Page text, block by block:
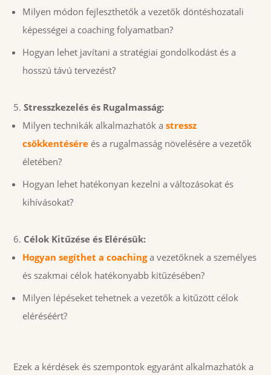
Milyen módon fejleszthetők a vezetők döntéshozatali
képességei a coaching folyamatban?
Hogyan lehet javítani a stratégiai gondolkodást és a
hosszú távú tervezést?
Stresszkezelés és Rugalmasság:
Milyen technikák alkalmazhatók astressz
csökkentésére és a rugalmasság növelésére a vezetők
életében?
Hogyan lehet hatékonyan kezelni a változásokat és
kihívásokat?
Célok Kitűzése és Elérésük:
Hogyan segíthet a coachinga vezetőknek a személyes
és szakmai célok hatékonyabb kitűzésében?
Milyen lépéseket tehetnek a vezetők a kitűzött célok
eléréséért?
Ezek a kérdések és szempontok egyaránt alkalmazhatók a